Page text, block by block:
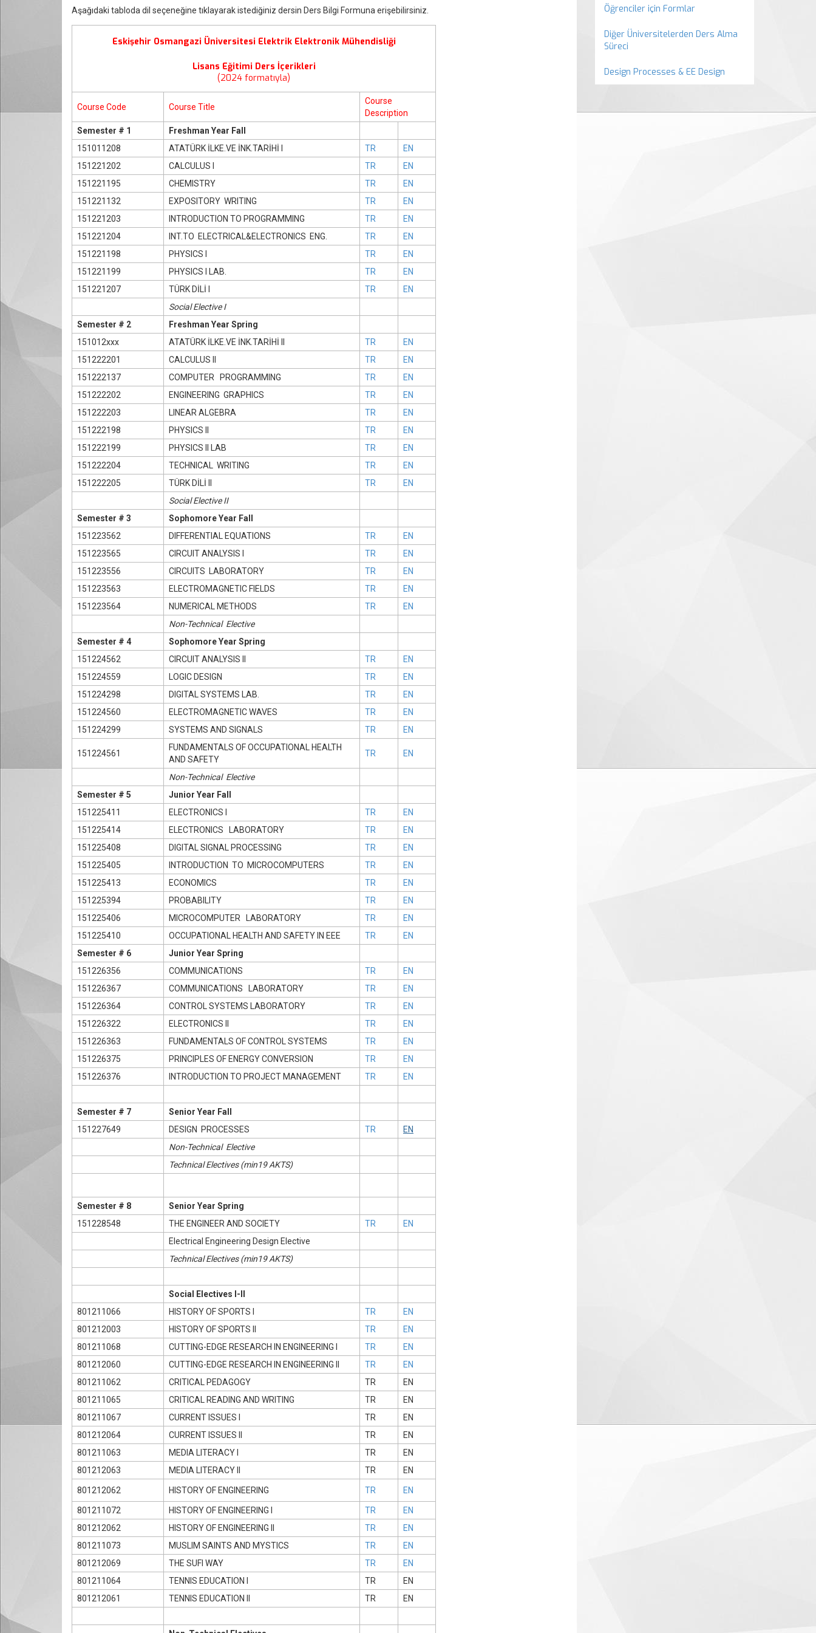
Aşağıdaki tabloda dil seçeneğine tıklayarak istediğiniz dersin Ders Bilgi Formuna erişebilirsiniz.
Eskişehir Osmangazi Üniversitesi Elektrik Elektronik Mühendisliği
Lisans Eğitimi Ders İçerikleri
(2024 formatıyla)
Course Code Course Title
Course
Description
Semester # 1
Freshman Year Fall
151011208
ATATÜRK İLKE.VE İNK.TARİHİ I TR
EN
151221202
CALCULUS I TR
EN
151221195
CHEMISTRY TR
EN
151221132
EXPOSITORY WRITING TR
EN
151221203
INTRODUCTION TO PROGRAMMING TR
EN
151221204
INT.TO ELECTRICAL&ELECTRONICS ENG. TR
EN
151221198
PHYSICS I TR
EN
151221199
PHYSICS I LAB. TR
EN
151221207
TÜRK DİLİ I TR
EN
Social Elective I
Semester # 2
Freshman Year Spring
151012xxx
ATATÜRK İLKE.VE İNK.TARİHİ II TR
EN
151222201
CALCULUS II TR
EN
151222137
COMPUTER PROGRAMMING TR
EN
151222202
ENGINEERING GRAPHICS TR
EN
151222203
LINEAR ALGEBRA TR
EN
151222198
PHYSICS II TR
EN
151222199
PHYSICS II LAB TR
EN
151222204
TECHNICAL WRITING TR
EN
151222205
TÜRK DİLİ II TR
EN
Social Elective II
Semester # 3
Sophomore Year Fall
151223562
DIFFERENTIAL EQUATIONS TR
EN
151223565
CIRCUIT ANALYSIS I TR
EN
151223556
CIRCUITS LABORATORY TR
EN
151223563
ELECTROMAGNETIC FIELDS TR
EN
151223564
NUMERICAL METHODS TR
EN
Non-Technical Elective
Semester # 4
Sophomore Year Spring
151224562
CIRCUIT ANALYSIS II TR
EN
151224559
LOGIC DESIGN TR
EN
151224298
DIGITAL SYSTEMS LAB. TR
EN
151224560
ELECTROMAGNETIC WAVES TR
EN
151224299
SYSTEMS AND SIGNALS TR EN
151224561
FUNDAMENTALS OF OCCUPATIONAL HEALTH
AND SAFETY
TR EN
Non-Technical Elective
Semester # 5
Junior Year Fall
151225411
ELECTRONICS I TR
EN
151225414
ELECTRONICS LABORATORY TR
EN
151225408
DIGITAL SIGNAL PROCESSING TR
EN
151225405
INTRODUCTION TO MICROCOMPUTERS TR
EN
151225413
ECONOMICS TR
EN
151225394
PROBABILITY TR
EN
151225406
MICROCOMPUTER LABORATORY TR
EN
151225410
OCCUPATIONAL HEALTH AND SAFETY IN EEE TR
EN
Semester # 6
Junior Year Spring
151226356
COMMUNICATIONS TR
EN
151226367
COMMUNICATIONS LABORATORY TR
EN
151226364
CONTROL SYSTEMS LABORATORY TR
EN
151226322
ELECTRONICS II TR
EN
151226363
FUNDAMENTALS OF CONTROL SYSTEMS TR
EN
151226375
PRINCIPLES OF ENERGY CONVERSION TR
EN
151226376
INTRODUCTION TO PROJECT MANAGEMENT TR EN
Semester # 7
Senior Year Fall
151227649
DESIGN PROCESSES TR
EN
Non-Technical Elective
Technical Electives (min19 AKTS)
Semester # 8
Senior Year Spring
151228548
THE ENGINEER AND SOCIETY TR
EN
Electrical Engineering Design Elective
Technical Electives (min19 AKTS)
Social Electives I-II
801211066
HISTORY OF SPORTS I TR
EN
801212003
HISTORY OF SPORTS II TR
EN
801211068
CUTTING-EDGE RESEARCH IN ENGINEERING I TR
EN
801212060
CUTTING-EDGE RESEARCH IN ENGINEERING II TR
EN
801211062
CRITICAL PEDAGOGY TR
EN
801211065
CRITICAL READING AND WRITING TR
EN
801211067
CURRENT ISSUES I TR
EN
801212064
CURRENT ISSUES II TR
EN
801211063
MEDIA LITERACY I TR
EN
801212063
MEDIA LITERACY II TR EN
801212062 HISTORY OF ENGINEERING TR EN
801211072 HISTORY OF ENGINEERING I TR
EN
801212062
HISTORY OF ENGINEERING II TR
EN
801211073
MUSLIM SAINTS AND MYSTICS TR
EN
801212069
THE SUFI WAY TR
EN
801211064
TENNIS EDUCATION I TR
EN
801212061
TENNIS EDUCATION II TR EN
Öğrenciler için Formlar
Diğer Üniversitelerden Ders Alma
Süreci
Design Processes & EE Design